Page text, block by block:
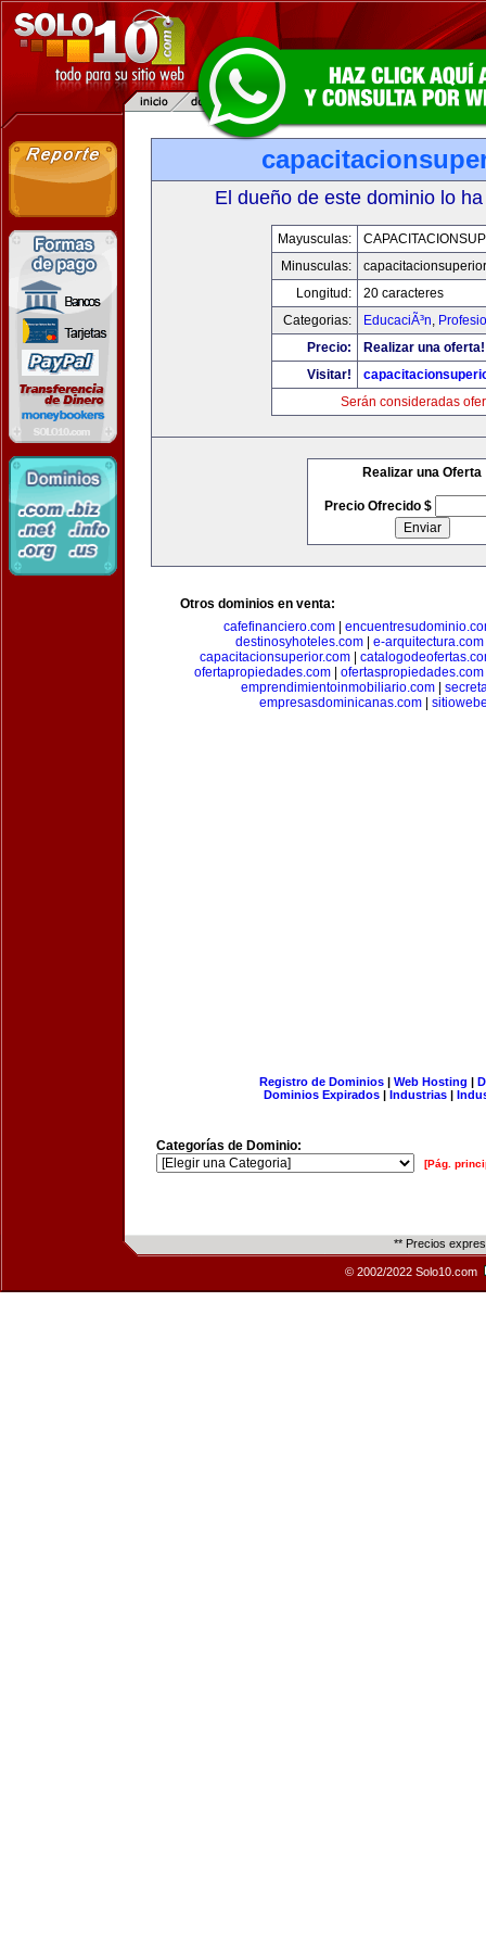
El dueño de este dominio lo
Mayusculas:
Minusculas:
Longitud:
20 caracteres
Categorias:
EducaciÃ³n,
Precio:
Realizar una oferta!
Visitar!
Serán consideradas
Realizar una Oferta
Precio Ofrecido $
Otros dominios en venta:
cafefinanciero.com
destinosyhoteles.com
e-arquitectura.com
capacitacionsuperior.com
ofertapropiedades.com
ofertaspropiedades.com
emprendimientoinmobiliario.com|
empresasdominicanas.com|
Registro de Dominios| Web Hosting |
Dominios Expirados | Industrias |
Categorías de Dominio:
[Pág.
** Precios
© 2002/2022 Solo10.com